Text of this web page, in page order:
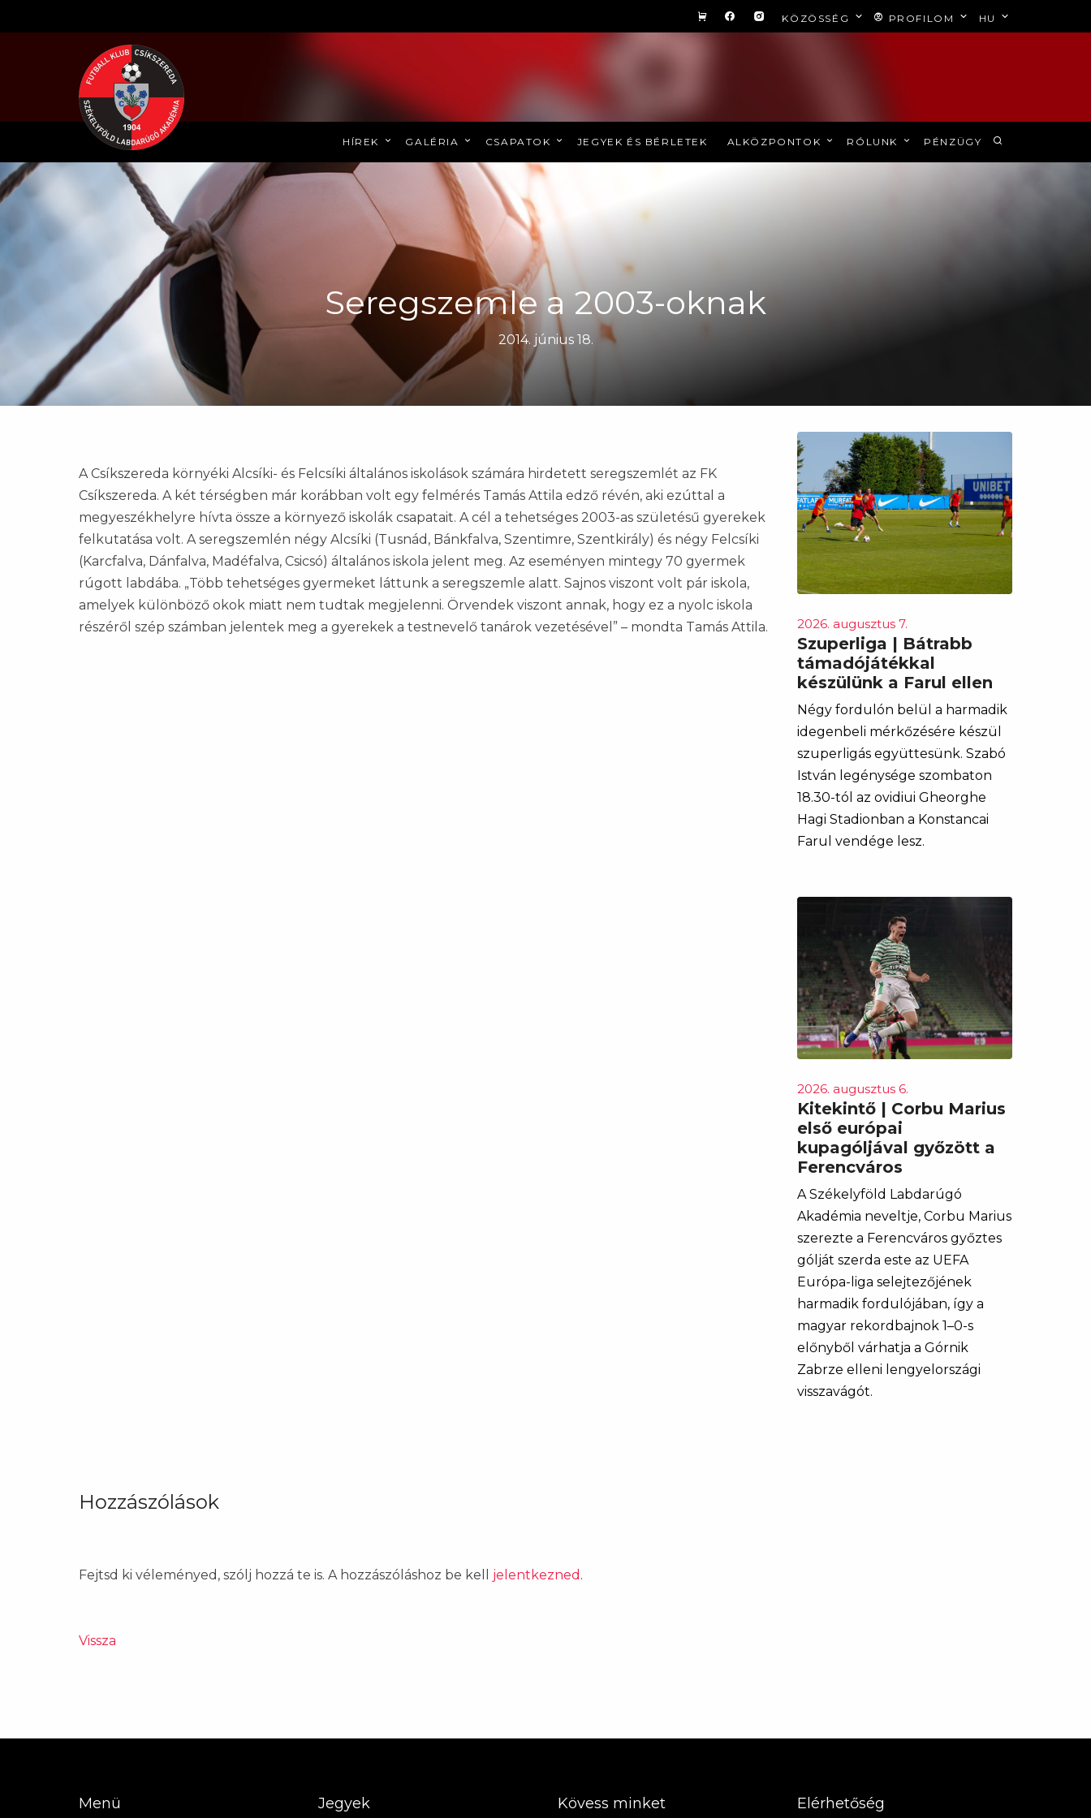
KÖZÖSSÉG PROFILOM HU
HÍREK GALÉRIA CSAPATOK JEGYEK ÉS BÉRLETEK ALKÖZPONTOK RÓLUNK PÉNZÜGY
Seregszemle a 2003-oknak
2014. június 18.
A Csíkszereda környéki Alcsíki- és Felcsíki általános iskolások számára hirdetett seregszemlét az FK
Csíkszereda. A két térségben már korábban volt egy felmérés Tamás Attila edző révén, aki ezúttal a
megyeszékhelyre hívta össze a környező iskolák csapatait. A cél a tehetséges 2003-as születésű gyerekek
felkutatása volt. A seregszemlén négy Alcsíki (Tusnád, Bánkfalva, Szentimre, Szentkirály) és négy Felcsíki
(Karcfalva, Dánfalva, Madéfalva, Csicsó) általános iskola jelent meg. Az eseményen mintegy 70 gyermek
rúgott labdába. „Több tehetséges gyermeket láttunk a seregszemle alatt. Sajnos viszont volt pár iskola,
amelyek különböző okok miatt nem tudtak megjelenni. Örvendek viszont annak, hogy ez a nyolc iskola
részéről szép számban jelentek meg a gyerekek a testnevelő tanárok vezetésével” – mondta Tamás Attila.
2026. augusztus 7.
Szuperliga | Bátrabb
támadójátékkal
készülünk a Farul ellen
Négy fordulón belül a harmadik
idegenbeli mérkőzésére készül
szuperligás együttesünk. Szabó
István legénysége szombaton
18.30-tól az ovidiui Gheorghe
Hagi Stadionban a Konstancai
Farul vendége lesz.
2026. augusztus 6.
Kitekintő | Corbu Marius
első európai
kupagóljával győzött a
Ferencváros
A Székelyföld Labdarúgó
Akadémia neveltje, Corbu Marius
szerezte a Ferencváros győztes
gólját szerda este az UEFA
Európa-liga selejtezőjének
harmadik fordulójában, így a
magyar rekordbajnok 1–0-s
előnyből várhatja a Górnik
Zabrze elleni lengyelországi
visszavágót.
Hozzászólások
Fejtsd ki véleményed, szólj hozzá te is. A hozzászóláshoz be kell jelentkezned .
Vissza
Menü Jegyek Kövess minket Elérhetőség